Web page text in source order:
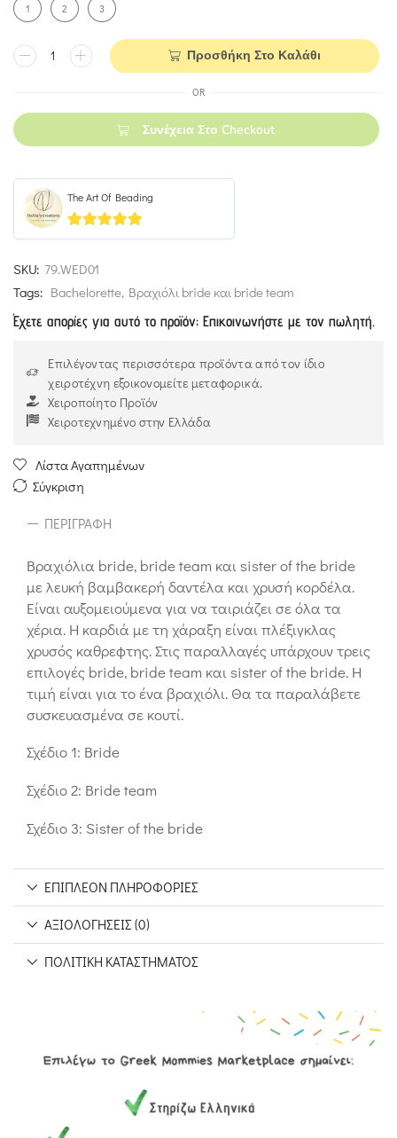
1 2 3
Προσθήκη Στο Καλάθι
OR
Συνέχεια Στο Checkout
The Art Of Beading
4.93out of 5
SKU: 79.WED01
Tags: Bachelorette, Βραχιόλι bride και bride team
Έχετε απορίες για αυτό το προϊόν; Επικοινωνήστε με τον πωλητή.
Επιλέγοντας περισσότερα προϊόντα από τον ίδιο
χειροτέχνη εξοικονομείτε μεταφορικά.
Χειροποίητο Προϊόν
Χειροτεχνημένο στην Ελλάδα
Λίστα Αγαπημένων
Σύγκριση
ΠΕΡΙΓΡΑΦΉ
Βραχιόλια bride, bride team και sister of the bride
με λευκή βαμβακερή δαντέλα και χρυσή κορδέλα.
Είναι αυξομειούμενα για να ταιριάζει σε όλα τα
χέρια. Η καρδιά με τη χάραξη είναι πλέξιγκλας
χρυσός καθρεφτης. Στις παραλλαγές υπάρχουν τρεις
επιλογές bride, bride team και sister of the bride. Η
τιμή είναι για το ένα βραχιόλι. Θα τα παραλάβετε
συσκευασμένα σε κουτί.
Σχέδιο 1: Bride
Σχέδιο 2: Bride team
Σχέδιο 3: Sister of the bride
ΕΠΙΠΛΈΟΝ ΠΛΗΡΟΦΟΡΊΕΣ
ΑΞΙΟΛΟΓΉΣΕΙΣ (0)
ΠΟΛΙΤΙΚΉ ΚΑΤΑΣΤΉΜΑΤΟΣ